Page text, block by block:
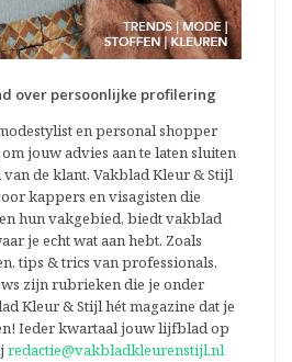
over persoonlijke profilering
en personal shopper
jouw advies aan te laten sluiten
de klant. Vakblad Kleur & Stijl
kappers en visagisten die
hun vakgebied, biedt vakblad
je echt wat aan hebt. Zoals
tips & trics van professionals,
zijn rubrieken die je onder
Kleur & Stijl hét magazine dat je
Ieder kwartaal jouw lijfblad op
redactie@vakbladkleurenstijl.nl